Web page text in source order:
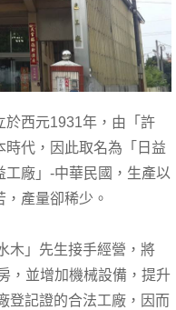
於西元1931年，由「許
代，因此取名為「日益
廠」-中華民國，生產以
，產量卻稀少。
木」先生接手經營，將
，並增加機械設備，提升
登記證的合法工廠，因而